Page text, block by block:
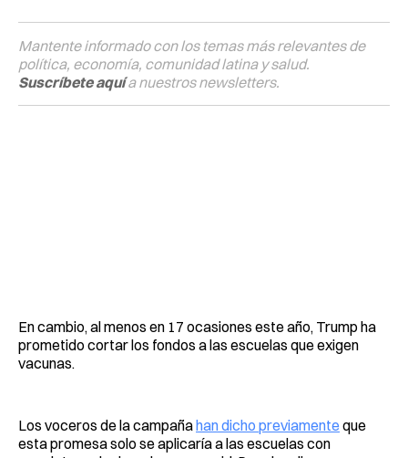
Mantente informado con los temas más relevantes de
política, economía, comunidad latina y salud.
Suscríbete aquía nuestros newsletters.
En cambio, al menos en 17 ocasiones este año, Trump ha
prometido cortar los fondos a las escuelas que exigen
vacunas.
Los voceros de la campañahan dicho previamenteque
esta promesa solo se aplicaría a las escuelas con